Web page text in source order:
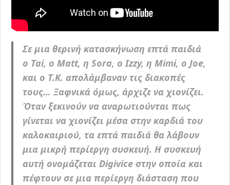
Σε μια θερινή κατασκήνωση επτά παιδιά
ο Tai, ο Μatt, η Sora, ο Izzy, η Μimi, ο Joe,
και ο T.K. απολάμβαναν τις διακοπές
τους… Ξαφνικά όμως, άρχιζε να χιονίζει.
Όταν ξεκινούν να αναρωτιούνται πως
γίνεται να χιονίζει μέσα στην καρδιά του
καλοκαιριού, τα επτά παιδιά θα λάβουν
μια μικρή περίεργη συσκευή. Η συσκευή
αυτή ονομάζεται Digivice στην οποία και
πέφτουν σε μια περίεργη διάσταση που